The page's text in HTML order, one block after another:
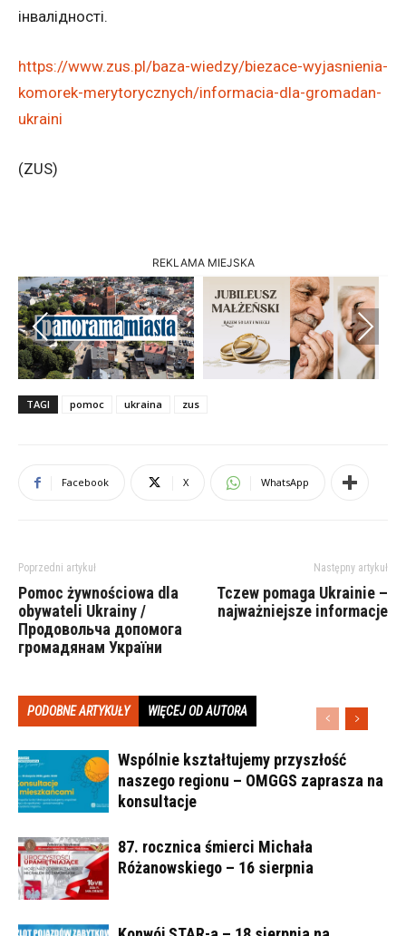
інвалідності.
https://www.zus.pl/baza-wiedzy/biezace-wyjasnienia-
komorek-merytorycznych/informacia-dla-gromadan-
ukraini
(ZUS)
REKLAMA MIEJSKA
Previous Next
TAGI pomoc ukraina zus
Facebook X WhatsApp
Poprzedni artykuł
Pomoc żywnościowa dla
obywateli Ukrainy /
Продовольча допомога
громадянам України
Następny artykuł
Tczew pomaga Ukrainie –
najważniejsze informacje
PODOBNE ARTYKUŁY WIĘCEJ OD AUTORA
Wspólnie kształtujemy przyszłość
naszego regionu – OMGGS zaprasza na
konsultacje
87. rocznica śmierci Michała
Różanowskiego – 16 sierpnia